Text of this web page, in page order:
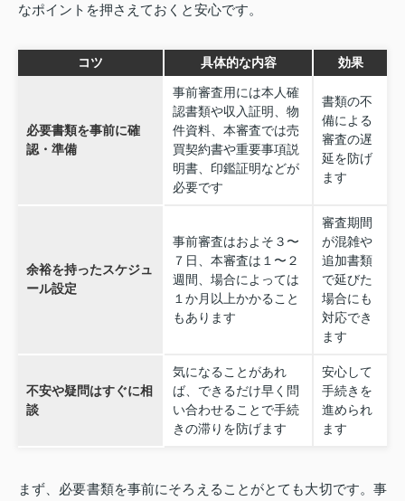
なポイントを押さえておくと安心です。
コツ 具体的な内容 効果
必要書類を事前に確
認・準備
事前審査用には本人確
認書類や収入証明、物
件資料、本審査では売
買契約書や重要事項説
明書、印鑑証明などが
必要です
書類の不
備による
審査の遅
延を防げ
ます
余裕を持ったスケジュ
ール設定
事前審査はおよそ３〜
７日、本審査は１〜２
週間、場合によっては
１か月以上かかること
もあります
審査期間
が混雑や
追加書類
で延びた
場合にも
対応でき
ます
不安や疑問はすぐに相
談
気になることがあれ
ば、できるだけ早く問
い合わせることで手続
きの滞りを防げます
安心して
手続きを
進められ
ます
まず、必要書類を事前にそろえることがとても大切です。事